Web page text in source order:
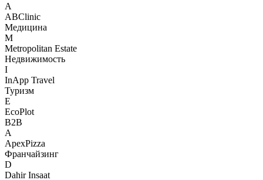
A
ABClinic
Медицина
M
Metropolitan Estate
Недвижимость
I
InApp Travel
Туризм
E
EcoPlot
B2B
A
ApexPizza
Франчайзинг
D
Dahir Insaat